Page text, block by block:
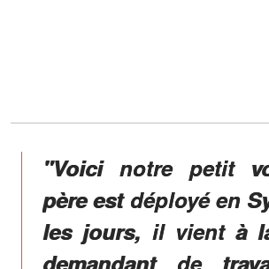
"Voici notre petit
père est déployé en
les jours, il vient à